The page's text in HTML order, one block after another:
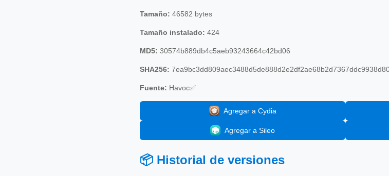
Tamaño: 46582 bytes
Tamaño instalado: 424
MD5: 30574b889db4c5aeb93243664c42bd06
SHA256:
Fuente: Havoc✅
Agregar a Cydia
Agregar a Sileo
📦 Historial de versiones